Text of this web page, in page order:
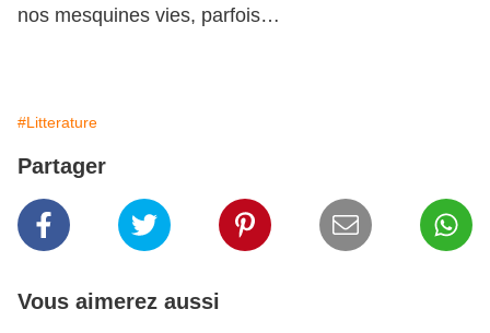
nos mesquines vies, parfois…
#Litterature
Partager
Vous aimerez aussi